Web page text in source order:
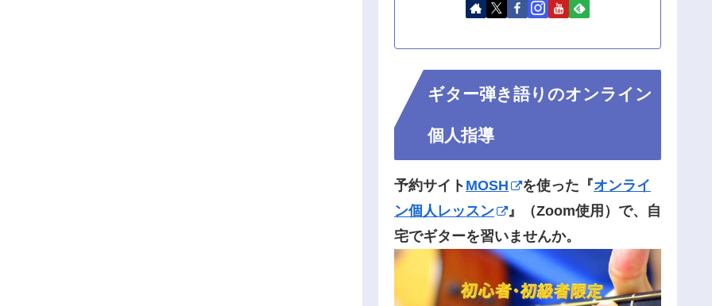
ギター弾き語りのオンライン
個人指導
予約サイト MOSH を使った『オンライ
ン個人レッスン
』（Zoom使用）で、自
宅でギターを習いませんか。